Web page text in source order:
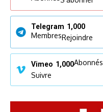
Telegram 1,000
MembresRejoindre
Vimeo 1,000Abonnés
Suivre